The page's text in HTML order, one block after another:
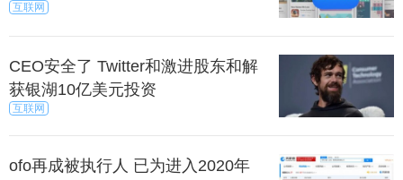
互联网
CEO安全了 Twitter和激进股东和解
获银湖10亿美元投资
互联网
ofo再成被执行人 已为进入2020年